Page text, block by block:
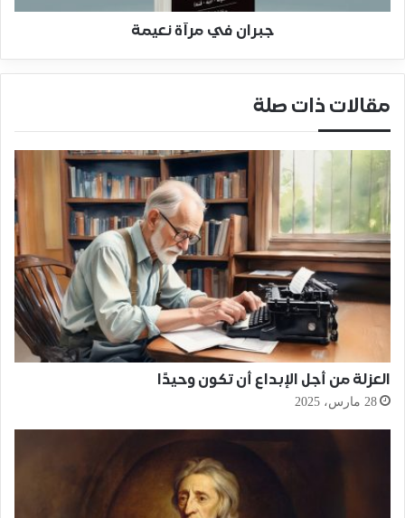
جبران في مرآة نعيمة
مقالات ذات صلة
العزلة من أجل الإبداع أن تكون وحيدًا
28 مارس، 2025